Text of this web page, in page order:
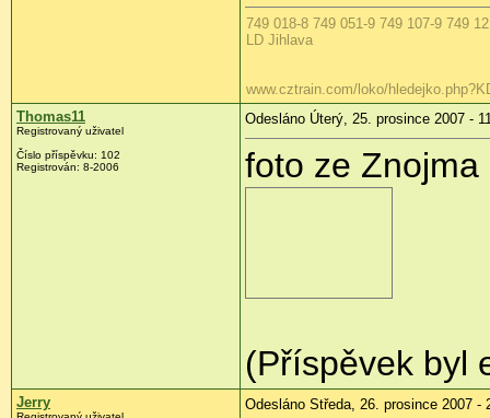
749 018-8 749 051-9 749 107-9 749
LD Jihlava
www.cztrain.com/loko/
Thomas11
Registrovaný uživatel
Číslo příspěvku: 102
Registrován: 8-2006
Odesláno Úterý, 25. prosince 2007 -
foto ze Znojma
(Příspěvek byl
Jerry Odesláno Středa, 26. prosince 2007 -